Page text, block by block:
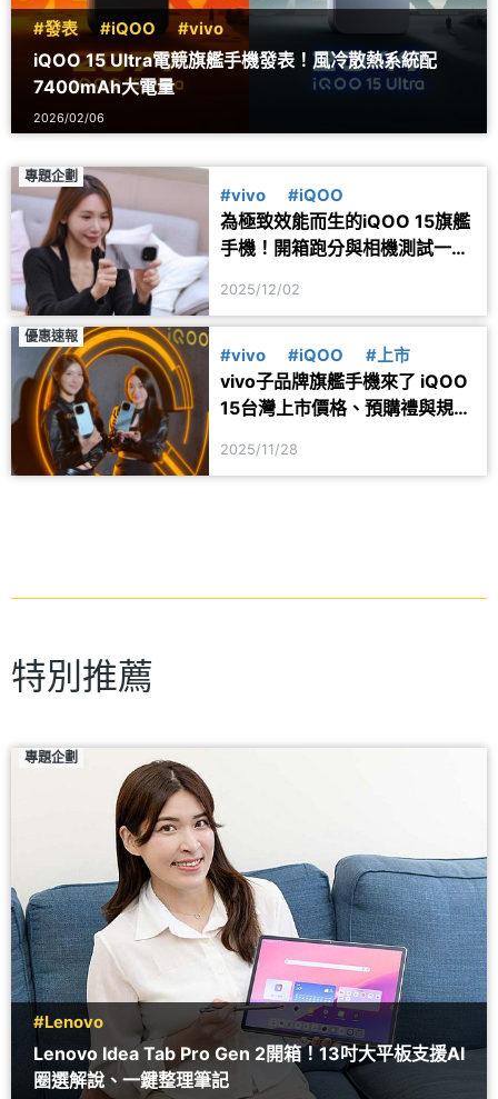
#發表 #iQOO #vivo
iQOO 15 Ultra電競旗艦手機發表！風冷散熱系統配
7400mAh大電量
2026/02/06
專題企劃
#vivo #iQOO
為極致效能而生的iQOO 15旗艦
手機！開箱跑分與相機測試一次
2025/12/02
優惠速報
#vivo #iQOO #上市
vivo子品牌旗艦手機來了 iQOO
15台灣上市價格、預購禮與規格
2025/11/28
特別推薦
專題企劃
#Lenovo
Lenovo Idea Tab Pro Gen 2開箱！13吋大平板支援AI
圈選解說、一鍵整理筆記